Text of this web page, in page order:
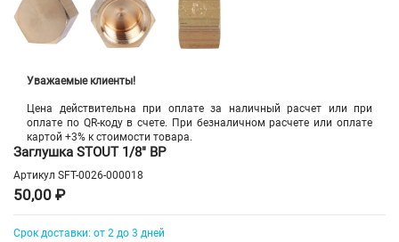
Уважаемые клиенты!
Цена действительна при оплате за наличный расчет или при
оплате по QR-коду в счете. При безналичном расчете или оплате
картой +3% к стоимости товара.
Заглушка STOUT 1/8" ВР
Артикул SFT-0026-000018
50,00 ₽
Срок доставки: от 2 до 3 дней